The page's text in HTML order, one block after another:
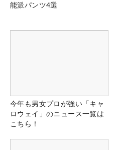
能派パンツ4選
今年も男女プロが強い「キャ
ロウェイ」のニュース一覧は
こちら！